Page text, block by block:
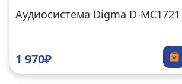
Аудиосистема Digma D-
1 970₽